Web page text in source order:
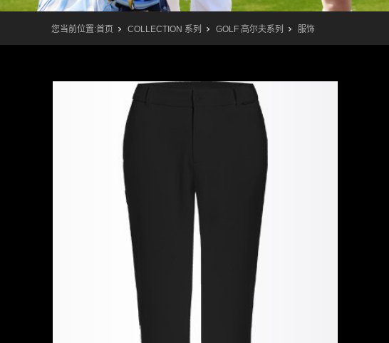
您当前位置:首页 COLLECTION 系列 GOLF 高尔夫系列 服饰